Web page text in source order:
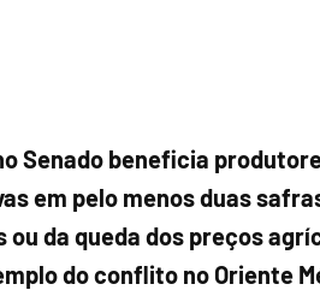
Senado beneficia
em pelo menos duas
da queda dos preços
do conflito no Oriente